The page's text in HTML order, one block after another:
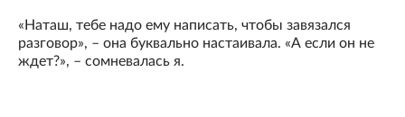
«Наташ, тебе надо ему написать, чтобы завязался
разговор», – она буквально настаивала. «А если он не
ждет?», – сомневалась я.